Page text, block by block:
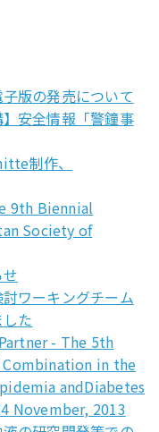
版の発売について
】安全情報「警鐘事
制作、
9th Biennial
Society of
ワーキングチーム
た
- The 5th
in the
andDiabetes
November, 2013